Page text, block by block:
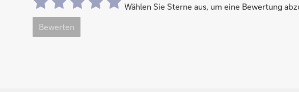
Wählen Sie Sterne aus, um eine Bewertung
Bewerten